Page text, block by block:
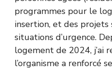
programmes pour le
insertion, et des projets
situations d’urgence.
logement de 2024, j’ai
l’organisme a renforcé